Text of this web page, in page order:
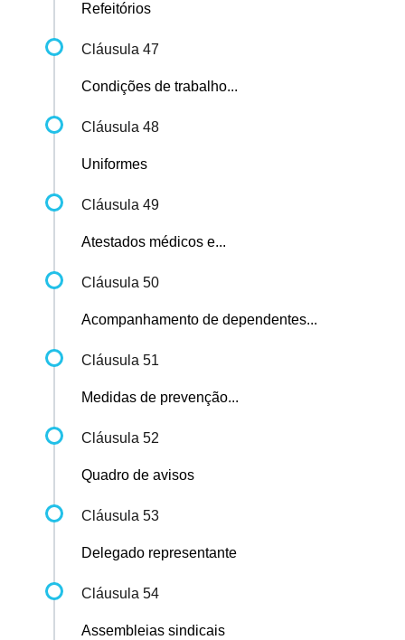
Refeitórios
Cláusula 47
Condições de trabalho...
Cláusula 48
Uniformes
Cláusula 49
Atestados médicos e...
Cláusula 50
Acompanhamento de dependentes...
Cláusula 51
Medidas de prevenção...
Cláusula 52
Quadro de avisos
Cláusula 53
Delegado representante
Cláusula 54
Assembleias sindicais